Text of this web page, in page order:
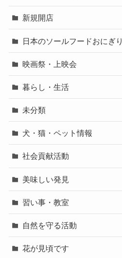
新規開店
日本のソールフードおにぎり
映画祭・上映会
暮らし・生活
未分類
犬・猫・ペット情報
社会貢献活動
美味しい発見
習い事・教室
自然を守る活動
花が見頃です